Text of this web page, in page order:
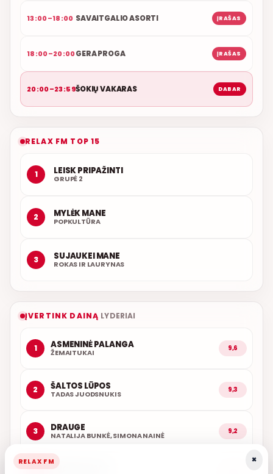
13:00–18:00 SAVAITGALIO ASORTI ĮRAŠAS
18:00–20:00GERA PROGA ĮRAŠAS
20:00–23:59ŠOKIŲ VAKARAS DABAR
RELAX FM TOP 15
1 LEISK PRIPAŽINTI
GRUPĖ 2
2 MYLĖK MANE
POPKULTŪRA
3 SUJAUKEI MANE
ROKAS IR LAURYNAS
ĮVERTINK DAINĄ LYDERIAI
1 ASMENINĖ PALANGA
ŽEMAITUKAI 9,6
2 ŠALTOS LŪPOS
TADAS JUODSNUKIS 9,3
3 DRAUGE
NATALIJA BUNKĖ, SIMONA NAINĖ 9,2
×
RELAX FM